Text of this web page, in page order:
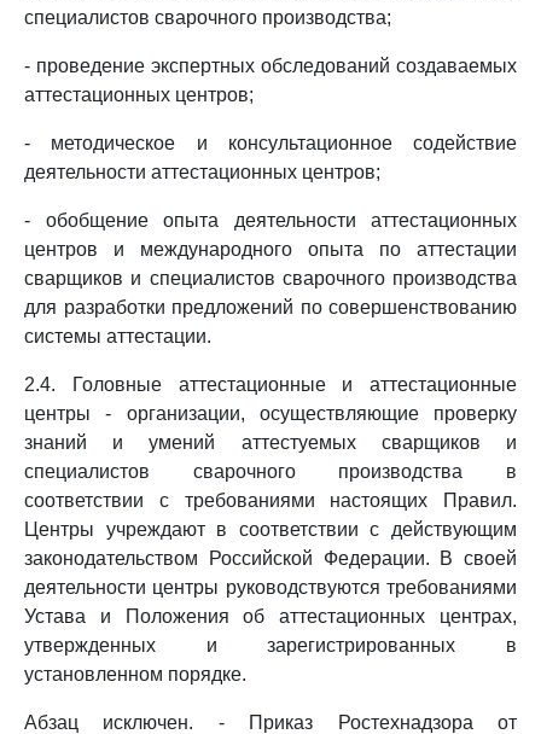
специалистов сварочного производства;
- проведение экспертных обследований создаваемых
аттестационных центров;
- методическое и консультационное содействие
деятельности аттестационных центров;
- обобщение опыта деятельности аттестационных
центров и международного опыта по аттестации
сварщиков и специалистов сварочного производства
для разработки предложений по совершенствованию
системы аттестации.
2.4. Головные аттестационные и аттестационные
центры - организации, осуществляющие проверку
знаний и умений аттестуемых сварщиков и
специалистов сварочного производства в
соответствии с требованиями настоящих Правил.
Центры учреждают в соответствии с действующим
законодательством Российской Федерации. В своей
деятельности центры руководствуются требованиями
Устава и Положения об аттестационных центрах,
утвержденных и зарегистрированных в
установленном порядке.
Абзац исключен. - Приказ Ростехнадзора от